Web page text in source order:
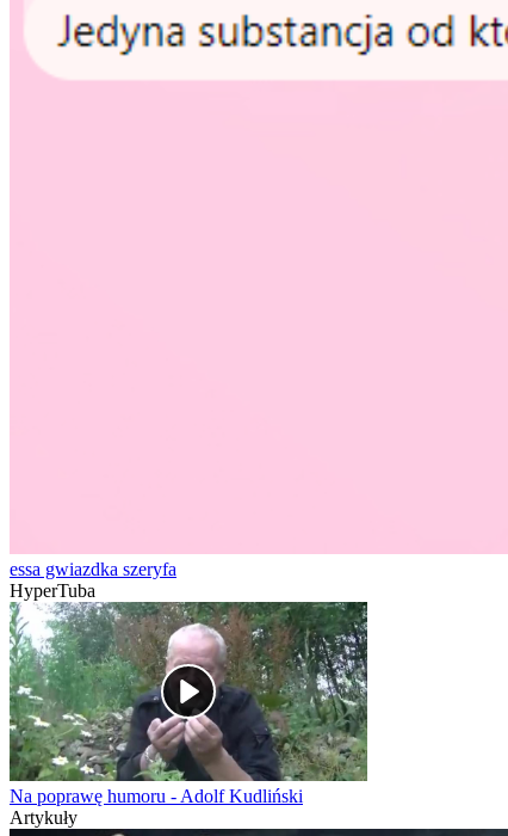
essa gwiazdka szeryfa
HyperTuba
Na poprawę humoru - Adolf Kudliński
Artykuły